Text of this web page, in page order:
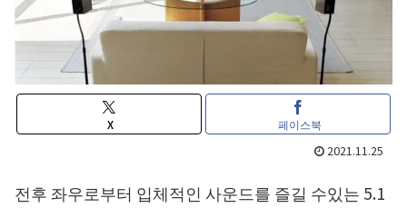
X 페이스북
2021.11.25
전후 좌우로부터 입체적인 사운드를 즐길 수있는 5.1